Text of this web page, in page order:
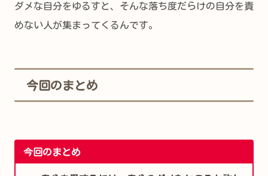
ダメな自分をゆるすと、そんな落ち度だらけの自分を責
めない人が集まってくるんです。
今回のまとめ
今回のまとめ